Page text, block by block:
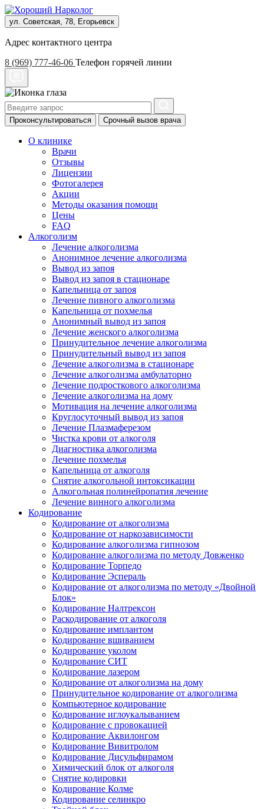
ул. Советская, 78, Егорьевск
Адрес контактного центра
8 (969) 777-46-06 Телефон горячей линии
Проконсультироваться Срочный вызов врача
О клинике
Врачи
Отзывы
Лицензии
Фотогалерея
Акции
Методы оказания помощи
Цены
FAQ
Алкоголизм
Лечение алкоголизма
Анонимное лечение алкоголизма
Вывод из запоя
Вывод из запоя в стационаре
Капельница от запоя
Лечение пивного алкоголизма
Капельница от похмелья
Анонимный вывод из запоя
Лечение женского алкоголизма
Принудительное лечение алкоголизма
Принудительный вывод из запоя
Лечение алкоголизма в стационаре
Лечение алкоголизма амбулаторно
Лечение подросткового алкоголизма
Лечение алкоголизма на дому
Мотивация на лечение алкоголизма
Круглосуточный вывод из запоя
Лечение Плазмаферезом
Чистка крови от алкоголя
Диагностика алкоголизма
Лечение похмелья
Капельница от алкоголя
Снятие алкогольной интоксикации
Алкогольная полинейропатия лечение
Лечение винного алкоголизма
Кодирование
Кодирование от алкоголизма
Кодирование от наркозависимости
Кодирование алкоголизма гипнозом
Кодирование алкоголизма по методу Довженко
Кодирование Торпедо
Кодирование Эспераль
Кодирование от алкоголизма по методу «Двойной
Блок»
Кодирование Налтрексон
Раскодирование от алкоголя
Кодирование имплантом
Кодирование вшиванием
Кодирование уколом
Кодирование СИТ
Кодирование лазером
Кодирование от алкоголизма на дому
Принудительное кодирование от алкоголизма
Компьютерное кодирование
Кодирование иглоукалыванием
Кодирование с провокацией
Кодирование Аквилонгом
Кодирование Вивитролом
Кодирование Дисульфирамом
Химический блок от алкоголя
Снятие кодировки
Кодирование Колме
Кодирование селинкро